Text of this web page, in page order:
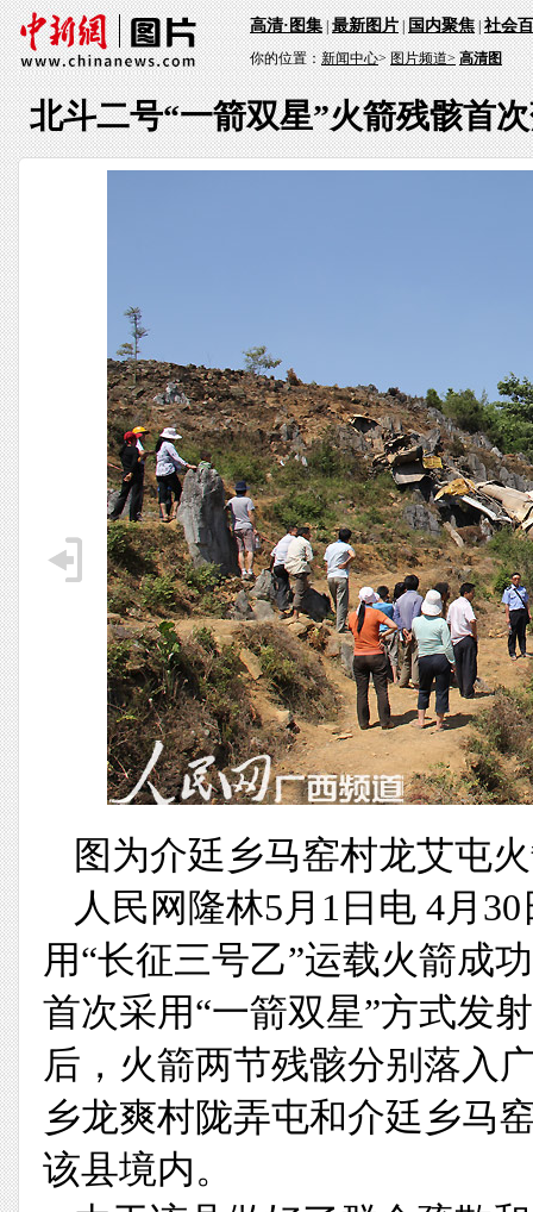
高清·图集|最新图片|国内聚焦|社会
你的位置：新闻中心>图片频道> 高清图
北斗二号“一箭双星”火箭残骸首
图为介廷乡马窑村龙艾屯
人民网隆林5月1日电 4月
用“长征三号乙”运载火箭成
首次采用“一箭双星”方式发
后，火箭两节残骸分别落入
乡龙爽村陇弄屯和介廷乡马
该县境内。